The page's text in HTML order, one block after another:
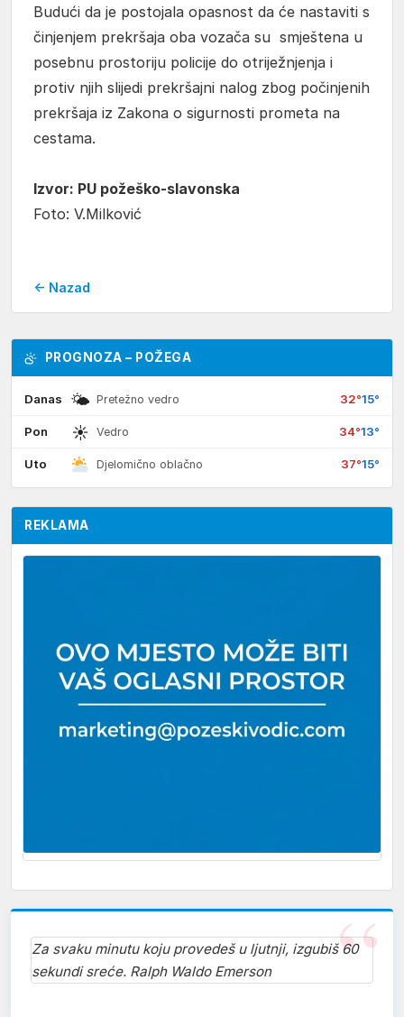
Budući da je postojala opasnost da će nastaviti s
činjenjem prekršaja oba vozača su smještena u
posebnu prostoriju policije do otriježnjenja i
protiv njih slijedi prekršajni nalog zbog počinjenih
prekršaja iz Zakona o sigurnosti prometa na
cestama.
Izvor: PU požeško-slavonska
Foto: V.Milković
← Nazad
PROGNOZA – POŽEGA
Danas 🌤 Pretežno vedro 32°15°
Pon ☀ Vedro 34°13°
Uto Djelomično oblačno 37°15°
REKLAMA
Za svaku minutu koju provedeš u ljutnji, izgubiš 60
sekundi sreće. Ralph Waldo Emerson